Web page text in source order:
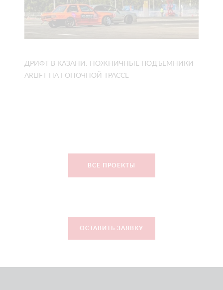
ДРИФТ В КАЗАНИ: НОЖНИЧНЫЕ ПОДЪЁМНИКИ
ARLIFT НА ГОНОЧНОЙ ТРАССЕ
ВСЕ ПРОЕКТЫ
ОСТАВИТЬ ЗАЯВКУ